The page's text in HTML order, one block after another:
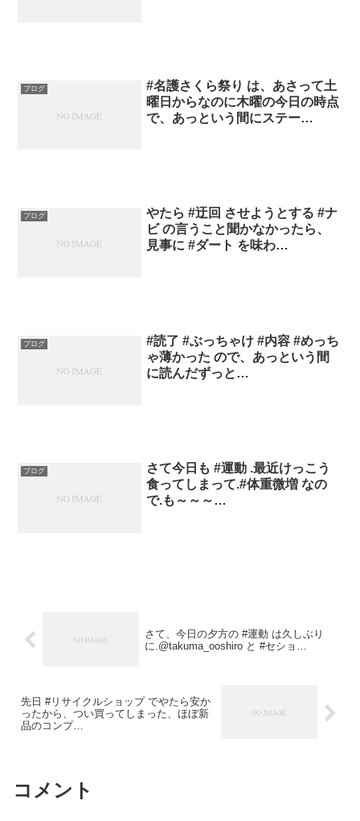
ブログ
#名護さくら祭り は、あさって土
曜日からなのに木曜の今日の時点
で、あっという間にステー…
ブログ
やたら #迂回 させようとする #ナ
ビ の言うこと聞かなかったら、
見事に #ダート を味わ…
ブログ
#読了 #ぶっちゃけ #内容 #めっち
ゃ薄かった ので、あっという間
に読んだずっと…
ブログ
さて今日も #運動 .最近けっこう
食ってしまって.#体重微増 なの
で.も～～～…
さて、今日の夕方の #運動 は久しぶり
に.@takuma_ooshiro と #セショ…
先日 #リサイクルショップ でやたら安か
ったから、つい買ってしまった、ほぼ新
品のコンプ…
コメント